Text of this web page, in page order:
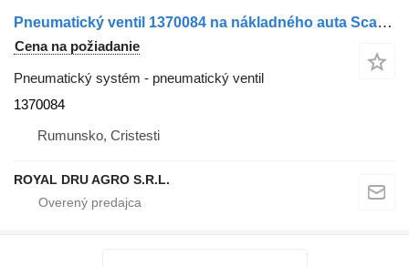
Pneumatický ventil 1370084 na nákladného auta Scania S443
Cena na požiadanie
Pneumatický systém - pneumatický ventil
1370084
Rumunsko, Cristesti
ROYAL DRU AGRO S.R.L.